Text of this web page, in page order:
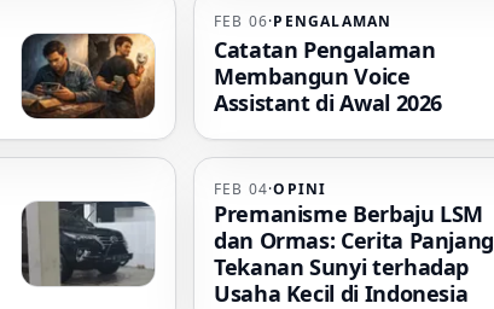
FEB 06·PENGALAMAN
Catatan Pengalaman
Membangun Voice
Assistant di Awal 2026
FEB 04·OPINI
Premanisme Berbaju LSM
dan Ormas: Cerita Panjang
Tekanan Sunyi terhadap
Usaha Kecil di Indonesia